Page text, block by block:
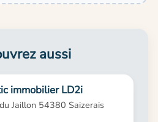
aussi
immobilier LD2i
Jaillon 54380 Saizerais